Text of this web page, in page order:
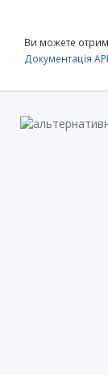
Ви можете
Документація API